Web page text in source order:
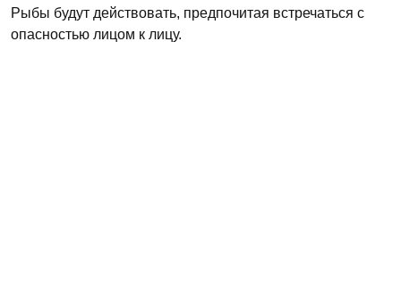
Рыбы будут действовать, предпочитая встречаться с
опасностью лицом к лицу.